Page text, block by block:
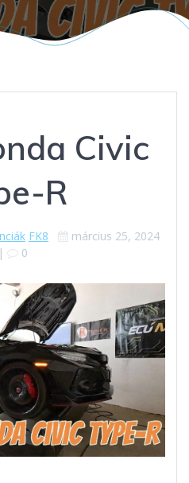
Civic
R
FK8
március 25, 2024
|
0